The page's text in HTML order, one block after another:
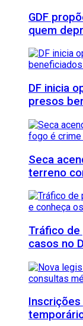
GDF
quem
DF inicia
presos
Seca
terreno
Tráfico de
casos no